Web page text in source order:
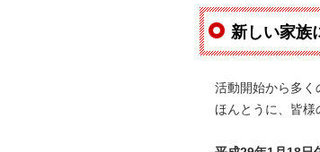
新しい家族
活動開始から多く
ほんとうに、皆様